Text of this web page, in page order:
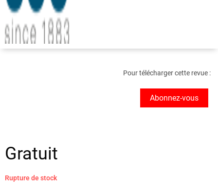
Pour télécharger cette revue :
Abonnez-vous
Gratuit
Rupture de stock